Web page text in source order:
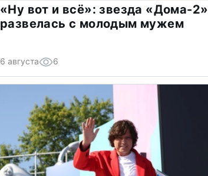
«Ну вот и всё»: звезда «Дома-2»
развелась с молодым мужем
6 августа 6